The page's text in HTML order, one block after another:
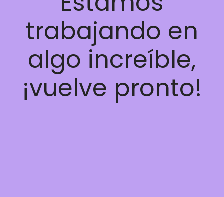
trabajando en
algo increíble,
¡vuelve pronto!